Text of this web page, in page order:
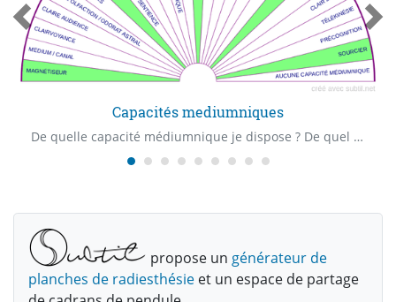
Capacités mediumniques
De quelle capacité médiumnique je dispose ? De quel "Claire" capacité je dispose ? Quelle est ma première capacité médiumnique ?
propose un générateur de
planches de radiesthésie et un espace de partage